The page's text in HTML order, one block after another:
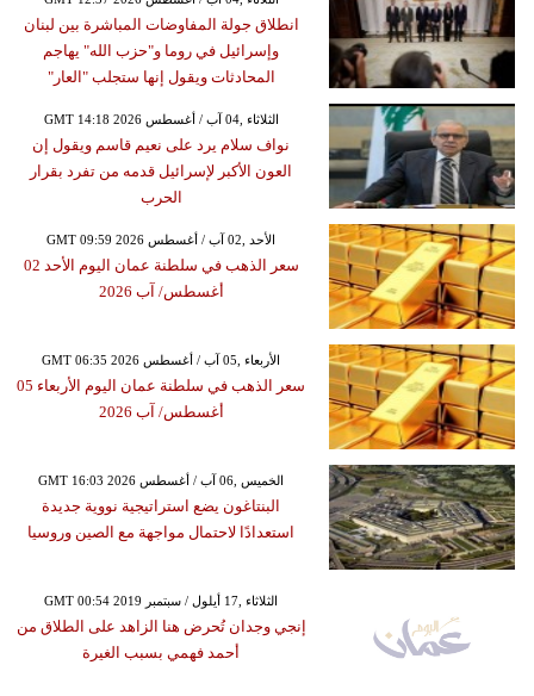
انطلاق جولة المفاوضات المباشرة بين لبنان
وإسرائيل في روما و"حزب الله" يهاجم
المحادثات ويقول إنها ستجلب "العار"
GMT 14:18 2026 الثلاثاء ,04 آب / أغسطس
نواف سلام يرد على نعيم قاسم ويقول إن
العون الأكبر لإسرائيل قدمه من تفرد بقرار
الحرب
GMT 09:59 2026 الأحد ,02 آب / أغسطس
سعر الذهب في سلطنة عمان اليوم الأحد 02
أغسطس/ آب 2026
GMT 06:35 2026 الأربعاء ,05 آب / أغسطس
سعر الذهب في سلطنة عمان اليوم الأربعاء 05
أغسطس/ آب 2026
GMT 16:03 2026 الخميس ,06 آب / أغسطس
البنتاغون يضع استراتيجية نووية جديدة
استعدادًا لاحتمال مواجهة مع الصين وروسيا
GMT 00:54 2019 الثلاثاء ,17 أيلول / سبتمبر
إنجي وجدان تُحرض هنا الزاهد على الطلاق من
أحمد فهمي بسبب الغيرة